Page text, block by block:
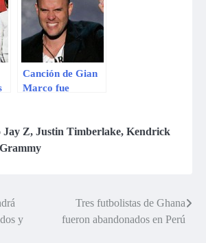
México durante el
2013
Canción de Gian
Marco fue
americano 2014
Jay Z, Justin Timberlake, Kendrick
y
Tres futbolistas de Ghana
fueron abandonados en Perú